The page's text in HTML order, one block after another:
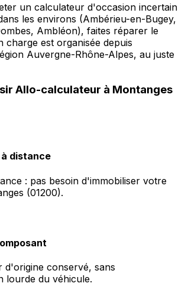
un calculateur d'occasion incertain
les environs (Ambérieu-en-Bugey,
Ambléon), faites réparer le
charge est organisée depuis
Auvergne-Rhône-Alpes, au juste
Allo-calculateur à Montanges
distance
: pas besoin d'immobiliser votre
(01200).
d'origine conservé, sans
lourde du véhicule.